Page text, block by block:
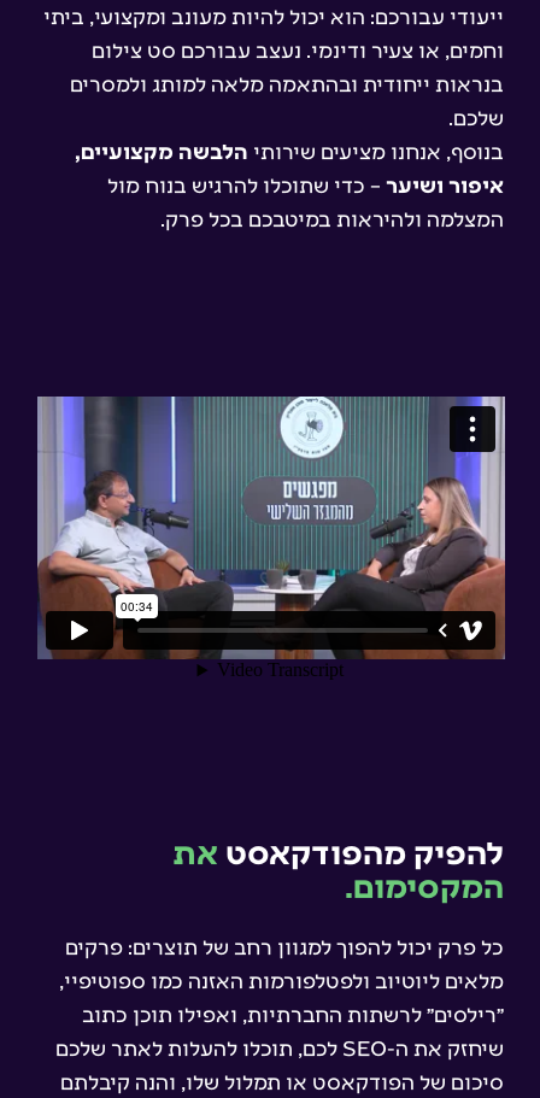
ייעודי עבורכם: הוא יכול להיות מעונב ומקצועי, ביתי
וחמים, או צעיר ודינמי. נעצב עבורכם סט צילום
בנראות ייחודית ובהתאמה מלאה למותג ולמסרים
שלכם.
בנוסף, אנחנו מציעים שירותי הלבשה מקצועיים,
איפור ושיער– כדי שתוכלו להרגיש בנוח מול
המצלמה ולהיראות במיטבכם בכל פרק.
להפיק מהפודקאסט את
המקסימום.
כל פרק יכול להפוך למגוון רחב של תוצרים: פרקים
מלאים ליוטיוב ולפטלפורמות האזנה כמו ספוטיפיי,
״רילסים״ לרשתות החברתיות, ואפילו תוכן כתוב
שיחזק את ה-SEO לכם, תוכלו להעלות לאתר שלכם
סיכום של הפודקאסט או תמלול שלו, והנה קיבלתם